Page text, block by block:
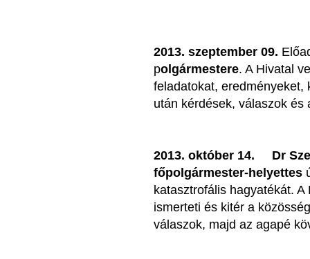
2013. szeptember 09.
polgármestere. A Hivatal
feladatokat, eredményeket,
után kérdések, válaszok és
2013. október 14.
Dr
főpolgármester-helyettes
katasztrofális hagyatékát.
ismerteti és kitér a
válaszok, majd az agapé